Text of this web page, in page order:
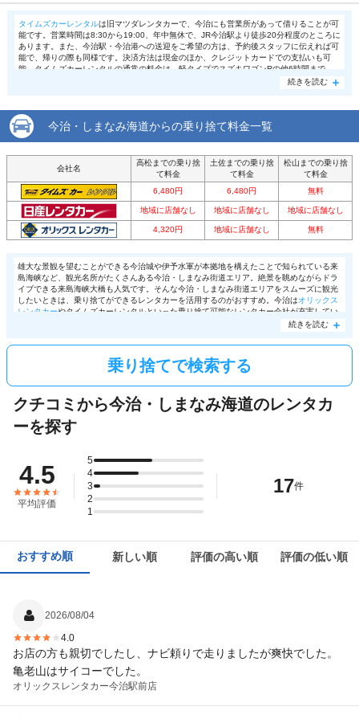
この店舗でレンタカーを探す
住所 今治市北宝来町２丁目２－９
店舗詳細 店舗詳細ページはこちら
毎日 09:00 ～ 18:00
アクセス 今治駅より徒歩で約5分（送迎なし）
住所 愛媛県今治市北宝来町3-3-1
この店舗でレンタカーを探す
タイムズカーレンタルは旧マツダレンタカーで、今治にも営業所があって借りることが可
能です。営業時間は8:30から19:00、年中無休で、JR今治駅より徒歩20分程度のところに
あります。また、今治駅・今治港への送迎をご希望の方は、予約後スタッフに伝えれば可
能で、帰りの際も同様です。決済方法は現金のほか、クレジットカードでの支払いも可
能。タイムズカーレンタルの通常の料金は、軽タイプでスズキワゴンRの他6時間まで
4,536円で、24時間で6,480円など時間制でいくつもあります。基本的に禁煙、喫煙選ぶ
にハイシーズン料金が適用されるので、事前に確認が必要です。
続きを読む
今治・しまなみ海道からの乗り捨て料金一覧
会社名
高松までの乗り捨
て料金
土佐までの乗り捨
て料金
松山までの乗り捨
て料金
6,480円
6,480円 無料
地域に店舗なし 地域に店舗なし 地域に店舗なし
4,320円 地域に店舗なし 無料
雄大な景観を望むことができる今治城や伊予水軍が本拠地を構えたことで知られている来
島海峡など、観光名所がたくさんある今治・しまなみ街道エリア。絶景を眺めながらドラ
イブできる来島海峡大橋も人気です。そんな今治・しまなみ街道エリアをスムーズに観光
したいときは、乗り捨てができるレンタカーを活用するのがおすすめ。今治はオリックス
レンタカーやタイムズカーレンタルといった乗り捨て可能なレンタカー会社が充実してい
ます。オリックスレンタカーは愛媛県の玄関口である高松に6つの営業所を構えているの
にある高松空港や高松駅といった主要スポットへ無料で乗り捨てができます。費用をおさ
えながら効率的な観光を満喫したいときにチェックしてみてはいかがですか。
続きを読む
乗り捨てで検索する
クチコミから今治・しまなみ海道のレンタカ
ーを探す
4.5
平均評価
5
4
3
2
1
17件
おすすめ順 新しい順 評価の高い順 評価の低い順
2026/08/04
4.0
お店の方も親切でしたし、ナビ頼りで走りましたが爽快でした。
亀老山はサイコーでした。
オリックスレンタカー今治駅前店